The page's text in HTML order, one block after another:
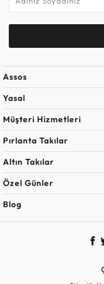
Assos
Yasal
Müşteri Hizmetleri
Pırlanta Takılar
Altın Takılar
Özel Günler
Blog